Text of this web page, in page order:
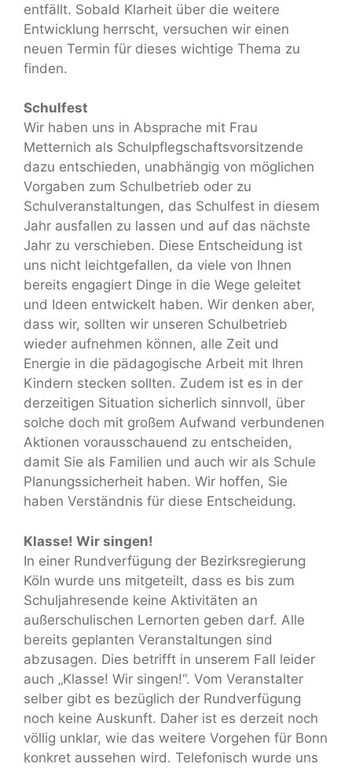
entfällt. Sobald Klarheit über die weitere
Entwicklung herrscht, versuchen wir einen
neuen Termin für dieses wichtige Thema zu
finden.
Schulfest
Wir haben uns in Absprache mit Frau
Metternich als Schulpflegschaftsvorsitzende
dazu entschieden, unabhängig von möglichen
Vorgaben zum Schulbetrieb oder zu
Schulveranstaltungen, das Schulfest in diesem
Jahr ausfallen zu lassen und auf das nächste
Jahr zu verschieben. Diese Entscheidung ist
uns nicht leichtgefallen, da viele von Ihnen
bereits engagiert Dinge in die Wege geleitet
und Ideen entwickelt haben. Wir denken aber,
dass wir, sollten wir unseren Schulbetrieb
wieder aufnehmen können, alle Zeit und
Energie in die pädagogische Arbeit mit Ihren
Kindern stecken sollten. Zudem ist es in der
derzeitigen Situation sicherlich sinnvoll, über
solche doch mit großem Aufwand verbundenen
Aktionen vorausschauend zu entscheiden,
damit Sie als Familien und auch wir als Schule
Planungssicherheit haben. Wir hoffen, Sie
haben Verständnis für diese Entscheidung.
Klasse! Wir singen!
In einer Rundverfügung der Bezirksregierung
Köln wurde uns mitgeteilt, dass es bis zum
Schuljahresende keine Aktivitäten an
außerschulischen Lernorten geben darf. Alle
bereits geplanten Veranstaltungen sind
abzusagen. Dies betrifft in unserem Fall leider
auch „Klasse! Wir singen!“. Vom Veranstalter
selber gibt es bezüglich der Rundverfügung
noch keine Auskunft. Daher ist es derzeit noch
völlig unklar, wie das weitere Vorgehen für Bonn
konkret aussehen wird. Telefonisch wurde uns